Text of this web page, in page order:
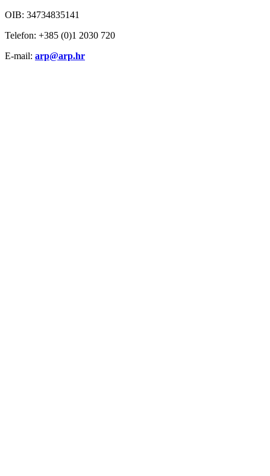
OIB: 34734835141
Telefon: +385 (0)1 2030 720
E-mail: arp@arp.hr